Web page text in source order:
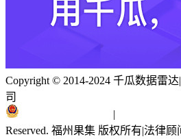
Copyright © 2014-2024 千瓜数据雷达|
司
|
Reserved. 福州果集 版权所有|法律顾